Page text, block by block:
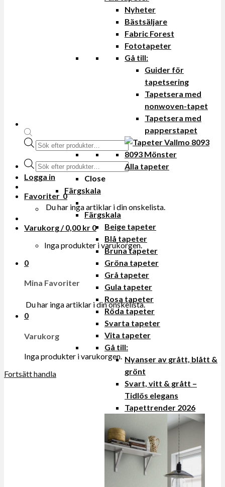
Produktsökning
Produktsökning
Logga in
Favoriter 0
Du har inga artiklar i din onskelista.
Varukorg /0,00 kr 0
Inga produkter i varukorgen.
0
Mina Favoriter
Du har inga artiklar i din onskelista.
0
Varukorg
Inga produkter i varukorgen.
Fortsätt handla
Nyheter
Bästsäljare
Fabric Forest
Fototapeter
Gå till:
Guider för
tapetsering
Tapetsera med
nonwoven-tapet
Tapetsera med
papperstapet
Alla tapeter
Close
Färgskala
Färgskala
Beige tapeter
Blå tapeter
Bruna tapeter
Gröna tapeter
Grå tapeter
Gula tapeter
Rosa tapeter
Röda tapeter
Svarta tapeter
Vita tapeter
Gå till:
Nyanser av grått, blått &
grönt
Svart, vitt & grått –
Tidlös elegans
Tapettrender 2026